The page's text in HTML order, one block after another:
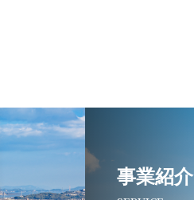
事業紹介